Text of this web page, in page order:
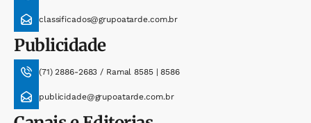
classificados@grupoatarde.com.br
Publicidade
(71) 2886-2683 / Ramal 8585 | 8586
publicidade@grupoatarde.com.br